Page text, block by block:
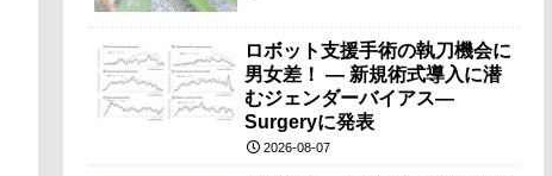
ロボット支援手術の執刀機会に
男女差！ — 新規術式導入に潜
むジェンダーバイアス—
Surgeryに発表
2026-08-07